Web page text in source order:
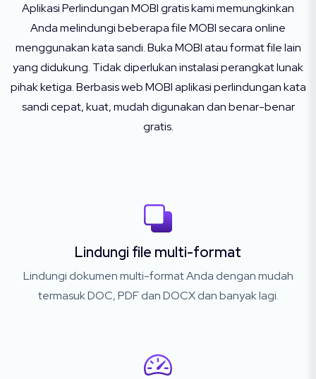
Aplikasi Perlindungan MOBI gratis kami memungkinkan
Anda melindungi beberapa file MOBI secara online
menggunakan kata sandi. Buka MOBI atau format file lain
yang didukung. Tidak diperlukan instalasi perangkat lunak
pihak ketiga. Berbasis web MOBI aplikasi perlindungan kata
sandi cepat, kuat, mudah digunakan dan benar-benar
gratis.
Lindungi file multi-format
Lindungi dokumen multi-format Anda dengan mudah
termasuk DOC, PDF dan DOCX dan banyak lagi.